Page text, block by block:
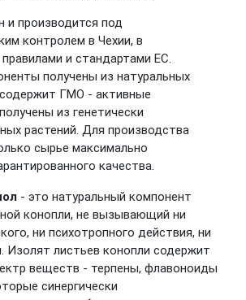
и производится под
контролем в Чехии, в
и стандартами ЕС.
получены из натуральных
ГМО - активные
из генетически
растений. Для производства
сырье максимально
качества.
- это натуральный компонент
конопли, не вызывающий ни
ни психотропного действия, ни
Изолят листьев конопли содержит
веществ - терпены, флавоноиды
синергически